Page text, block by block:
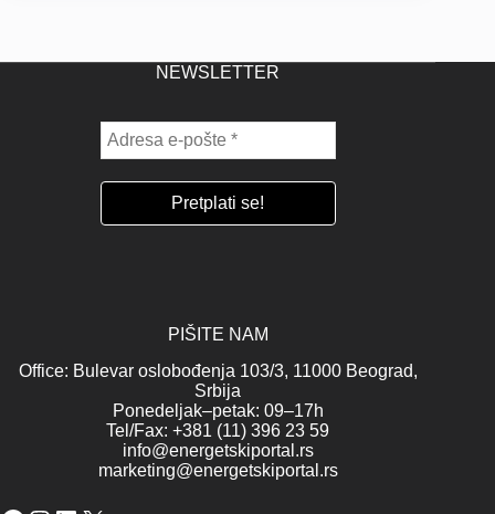
NEWSLETTER
PIŠITE NAM
Office: Bulevar oslobođenja 103/3, 11000 Beograd,
Srbija
Ponedeljak–petak: 09–17h
Tel/Fax: +381 (11) 396 23 59
info@energetskiportal.rs
marketing@energetskiportal.rs